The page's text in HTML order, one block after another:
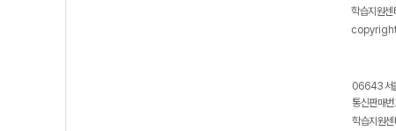
학습지원
06643 서
통신판매
학습지원